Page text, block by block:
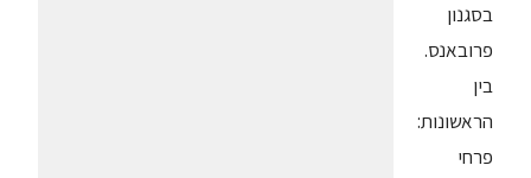
בסגנון
פרובאנס.
בין
הראשונות:
פרחי